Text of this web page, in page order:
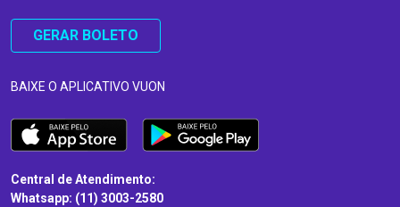
GERAR BOLETO
BAIXE O APLICATIVO VUON
Central de Atendimento:
Whatsapp: (11) 3003-2580